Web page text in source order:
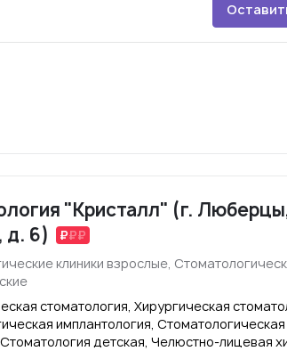
"Кристалл" (г.
д. 6)
клиники взрослые,
стоматология, Хирургическая
имплантология, Стоматологическая
детская, Челюстно-лицевая